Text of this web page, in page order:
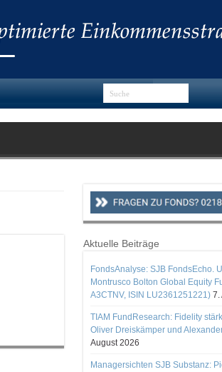
Aktuelle Beiträge
FondsAnalyse: SJB FondsEcho.
Montrusco Bolton Global Equity
A3CTNV, ISIN LU2361251221) 7.
TIAM FundResearch: Fidelity
Oliver Dreiskämper und
August 2026
Managersichten SJB Substanz: